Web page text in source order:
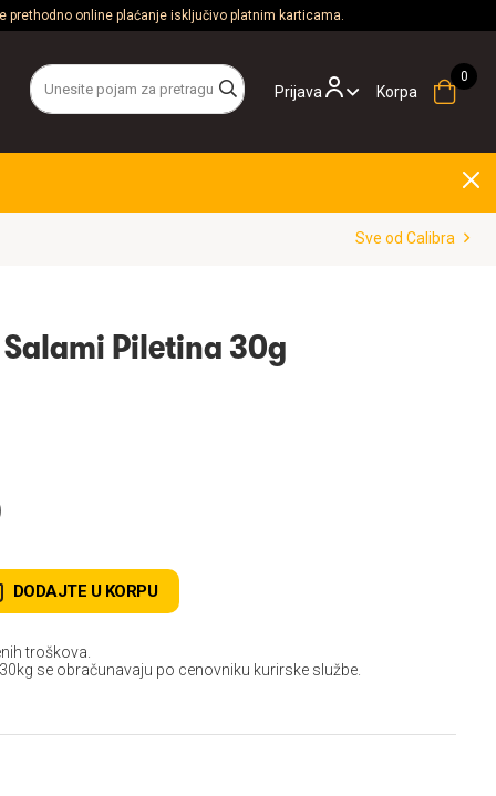
prethodno online plaćanje isključivo platnim karticama.
Prijava Korpa
Sve od Calibra
Piletina 30g
DODAJTE U KORPU
troškova.
se obračunavaju po cenovniku kurirske službe.